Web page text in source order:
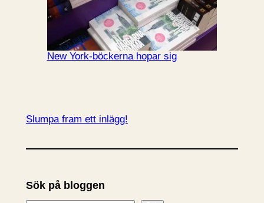
New York-böckerna hopar sig
Slumpa fram ett inlägg!
Sök på bloggen